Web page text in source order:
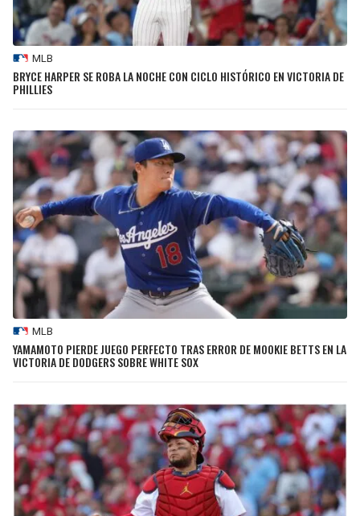
MLB
BRYCE HARPER SE ROBA LA NOCHE CON CICLO HISTÓRICO EN VICTORIA DE
PHILLIES
MLB
YAMAMOTO PIERDE JUEGO PERFECTO TRAS ERROR DE MOOKIE BETTS EN LA
VICTORIA DE DODGERS SOBRE WHITE SOX